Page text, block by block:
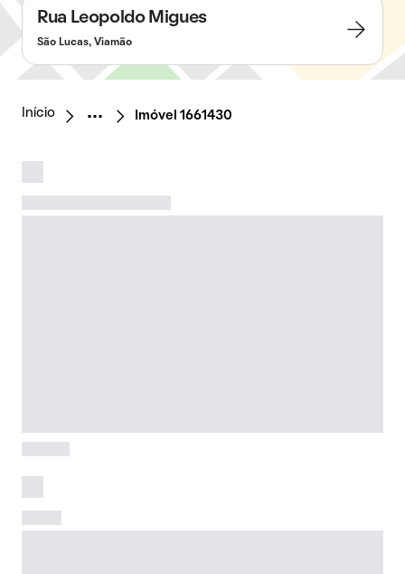
Rua Leopoldo Migues
São Lucas, Viamão
Início Imóvel 1661430